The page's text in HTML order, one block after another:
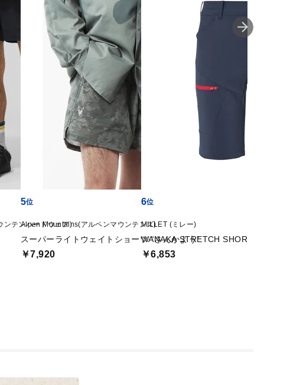
ンテンハードウェア)
5
Alpen Mountains(アルペンマウンテンズ)
スーパーライトウェイトショーツ “さんかよう”
￥7,920
6
MILLET (ミレー)
WANAKA STRETCH SHORT III M
￥6,853